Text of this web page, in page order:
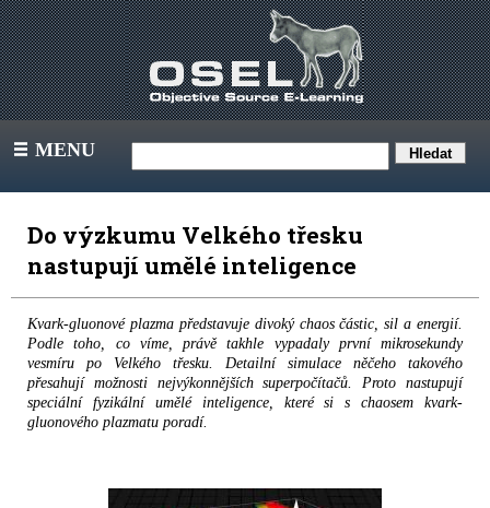
III MENU
Do výzkumu Velkého třesku
nastupují umělé inteligence
Kvark-gluonové plazma představuje divoký chaos částic, sil a energií.
Podle toho, co víme, právě takhle vypadaly první mikrosekundy
vesmíru po Velkého třesku. Detailní simulace něčeho takového
přesahují možnosti nejvýkonnějších superpočítačů. Proto nastupují
speciální fyzikální umělé inteligence, které si s chaosem kvark-
gluonového plazmatu poradí.